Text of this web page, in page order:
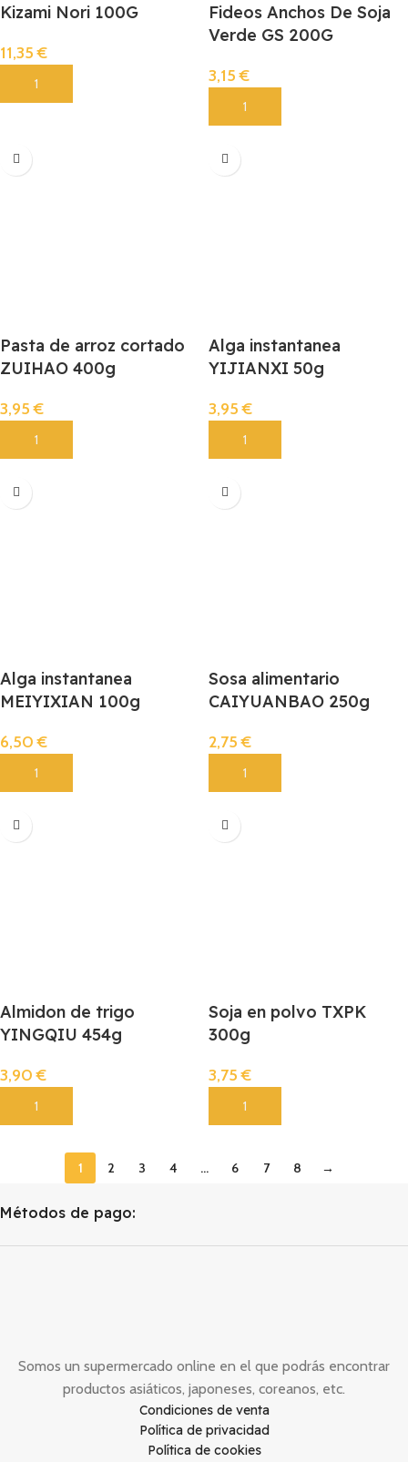
Kizami Nori 100G
11,35€
Añadir
Fideos Anchos De Soja
Verde GS 200G
3,15€
Añadir
Pasta de arroz cortado
ZUIHAO 400g
3,95€
Añadir
Alga instantanea
YIJIANXI 50g
3,95€
Añadir
Alga instantanea
MEIYIXIAN 100g
6,50€
Añadir
Sosa alimentario
CAIYUANBAO 250g
2,75€
Añadir
Almidon de trigo
YINGQIU 454g
3,90€
Añadir
Soja en polvo TXPK
300g
3,75€
Añadir
1 2 3 4 … 6 7 8 →
Métodos de pago:
Somos un supermercado online en el que podrás encontrar
productos asiáticos, japoneses, coreanos, etc.
Condiciones de venta
Política de privacidad
Política de cookies